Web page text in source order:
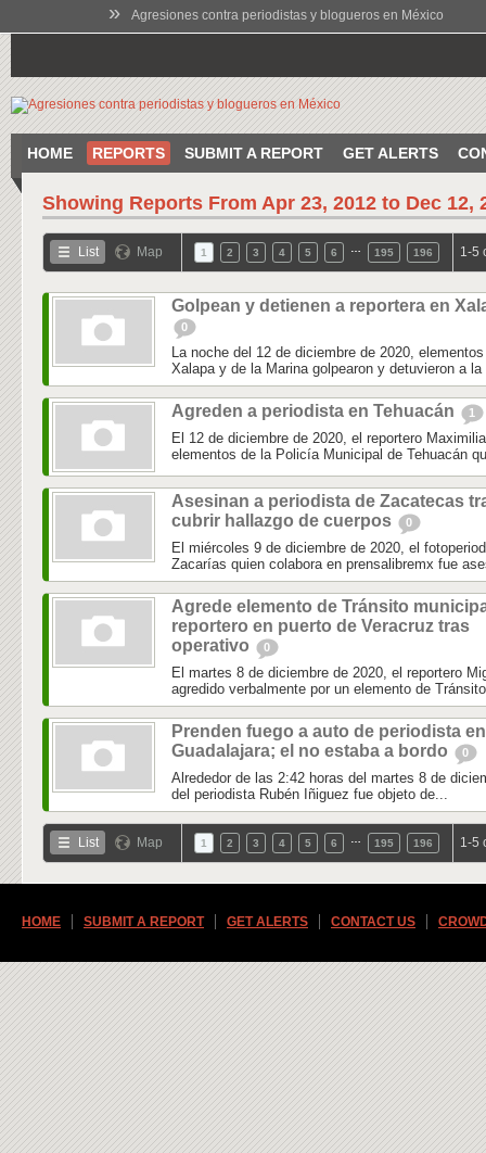
» Agresiones contra periodistas y blogueros en México
HOME REPORTS SUBMIT A REPORT GET ALERTS
Showing Reports From Apr 23, 2012 to Dec 12,
List Map 1 2 3 4 5 6 195 196 1-5
Golpean y detienen a reportera en
0
La noche del 12 de diciembre de 2020,
Xalapa y de la Marina golpearon y detuvieron a la
Agreden a periodista en Tehuacán 1
El 12 de diciembre de 2020, el reportero
elementos de la Policía Municipal de Tehuacán
Asesinan a periodista de Zacatecas
cubrir hallazgo de cuerpos
0
El miércoles 9 de diciembre de 2020, el
Zacarías quien colabora en prensalibremx fue
Agrede elemento de Tránsito
reportero en puerto de Veracruz tras
operativo
0
El martes 8 de diciembre de 2020, el reportero
agredido verbalmente por un elemento de
Prenden fuego a auto de periodista en
Guadalajara; el no estaba a bordo
0
Alrededor de las 2:42 horas del martes 8 de
del periodista Rubén Iñiguez fue objeto de...
List Map 1 2 3 4 5 6 195 196 1-5
HOME SUBMIT A REPORT GET ALERTS CONTACT US